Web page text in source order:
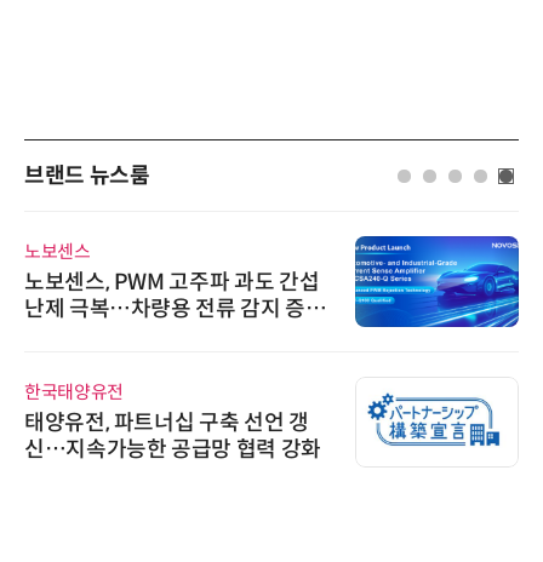
브랜드 뉴스룸
노보센스
노보센스, PWM 고주파 과도 간섭
난제 극복…차량용 전류 감지 증폭
한국태양유전
태양유전, 파트너십 구축 선언 갱
신…지속가능한 공급망 협력 강화